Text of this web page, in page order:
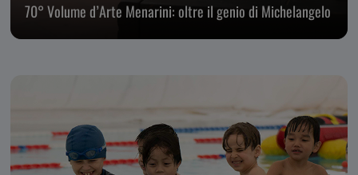
70° Volume d’Arte Menarini: oltre il genio di Michelangelo